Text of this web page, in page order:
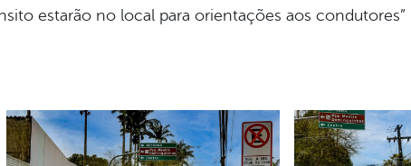
estarão no local para orientações aos